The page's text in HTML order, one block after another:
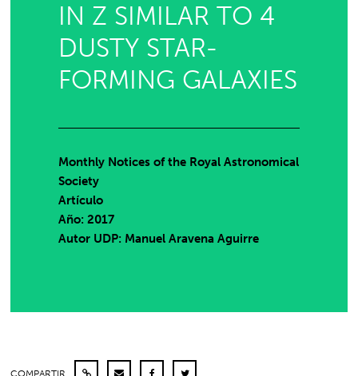
IN Z SIMILAR TO 4
DUSTY STAR-
FORMING GALAXIES
Monthly Notices of the Royal Astronomical
Society
Artículo
Año: 2017
Autor UDP: Manuel Aravena Aguirre
COMPARTIR